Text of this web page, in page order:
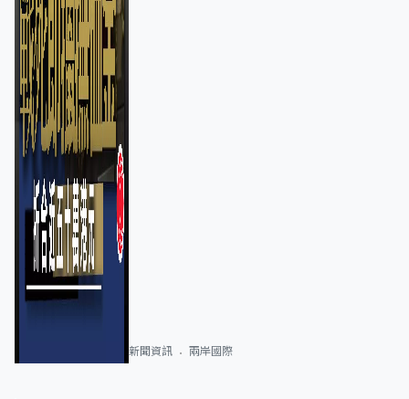
新聞資訊 兩岸國際